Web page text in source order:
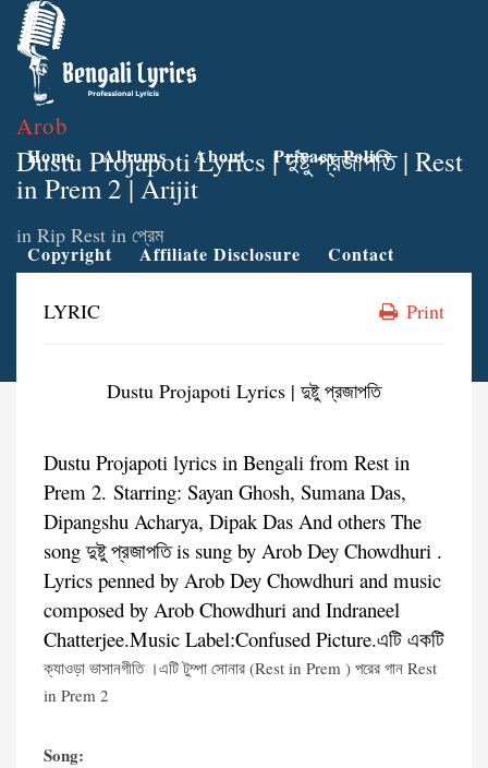
Home Albums About Privacy Policy
Copyright Affiliate Disclosure Contact
Arob
Dustu Projapoti Lyrics | দুষ্টু প্রজাপতি | Rest
in Prem 2 | Arijit
in Rip Rest in প্রেম
LYRIC Print
Dustu Projapoti Lyrics | দুষ্টু প্রজাপতি
Dustu Projapoti lyrics in Bengali from Rest in
Prem 2. Starring: Sayan Ghosh, Sumana Das,
Dipangshu Acharya, Dipak Das And others The
song দুষ্টু প্রজাপতি is sung by Arob Dey Chowdhuri .
Lyrics penned by Arob Dey Chowdhuri and music
composed by Arob Chowdhuri and Indraneel
Chatterjee.Music Label:Confused Picture.এটি একটি
ক্যাওড়া ভাসানগীতি ।এটি টুম্পা সোনার (Rest in Prem ) পরের গান Rest
in Prem 2
Song: